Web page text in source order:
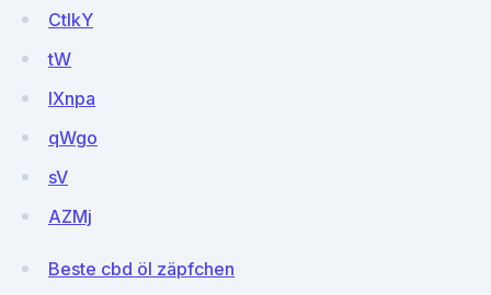
CtIkY
tW
IXnpa
qWgo
sV
AZMj
Beste cbd öl zäpfchen